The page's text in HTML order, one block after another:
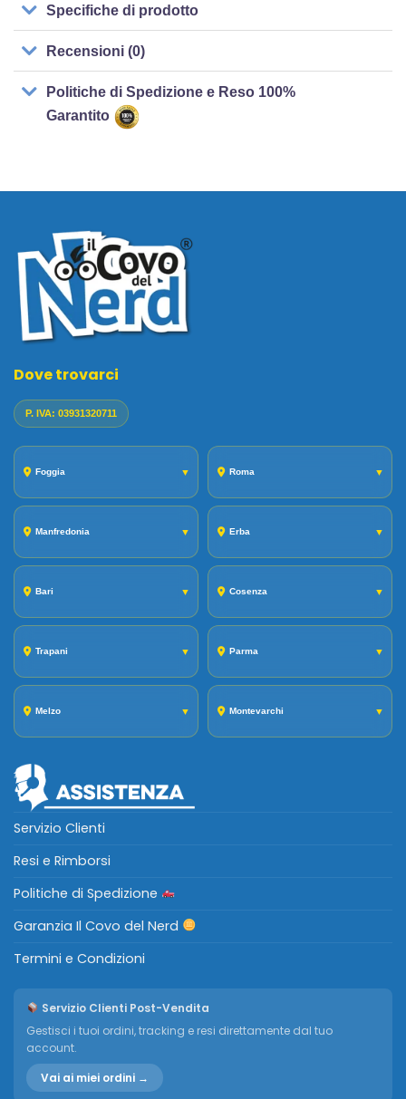
Specifiche di prodotto
Recensioni (0)
Politiche di Spedizione e Reso 100%
Garantito
Dove trovarci
P. IVA: 03931320711
Foggia ▼ Roma ▼
Manfredonia ▼ Erba ▼
Bari ▼ Cosenza ▼
Trapani ▼ Parma ▼
Melzo ▼ Montevarchi ▼
Servizio Clienti
Resi e Rimborsi
Politiche di Spedizione
Garanzia Il Covo del Nerd
Termini e Condizioni
Servizio Clienti Post-Vendita
Gestisci i tuoi ordini, tracking e resi direttamente dal tuo
account.
Vai ai miei ordini →